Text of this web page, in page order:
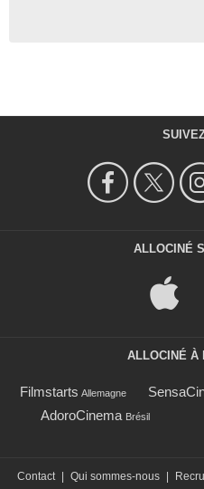
ALLOCINÉ
ALLOCINÉ À
Filmstarts Allemagne
AdoroCinema Brésil
Contact | Qui sommes-nous |